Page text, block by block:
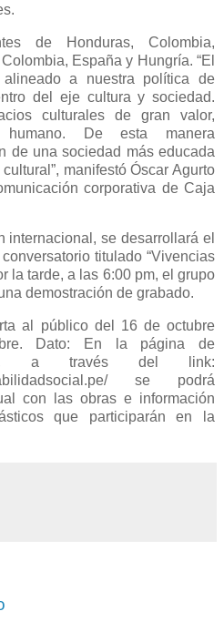
de Honduras, Colombia,
España y Hungría. “El
a nuestra política de
del eje cultura y sociedad.
culturales de gran valor,
De esta manera
de una sociedad más educada
manifestó Óscar Agurto
corporativa de Caja
internacional, se desarrollará el
titulado “Vivencias
la tarde, a las 6:00 pm, el grupo
demostración de grabado.
al público del 16 de octubre
Dato: En la página de
a través del link:
se podrá
con las obras e información
que participarán en la